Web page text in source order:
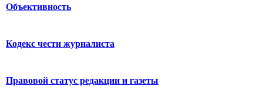
Объективность
Кодекс чести журналиста
Правовой статус редакции и газеты